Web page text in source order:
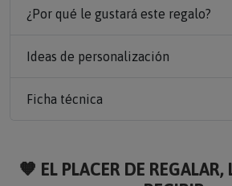
personalizado.
cada miembro de tu familia y pon
completo.
¿Por qué le gustará este regalo?
Ideas de personalización
Ficha técnica
🧡 EL PLACER DE REGALAR,